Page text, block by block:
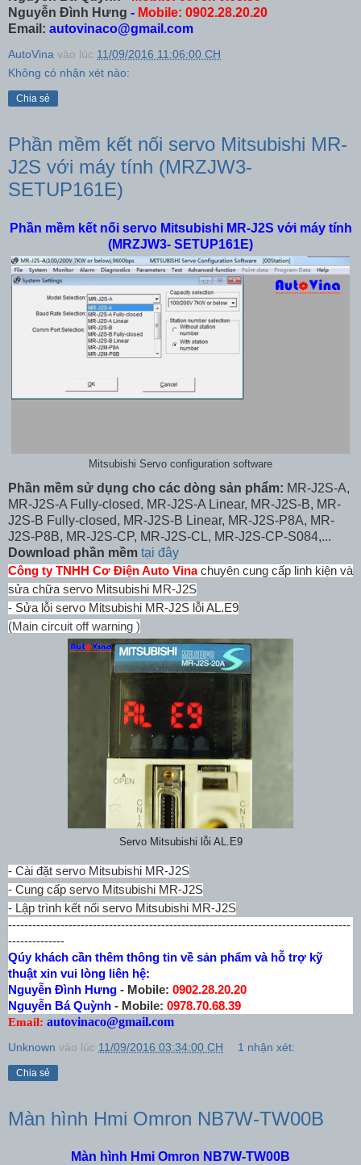
Nguyễn Đình Hưng - Mobile: 0902.28.20.20
Email: autovinaco@gmail.com
AutoVina vào lúc 11/09/2016 11:06:00 CH
Không có nhận xét nào:
Chia sẻ
Phần mềm kết nối servo Mitsubishi MR-
J2S với máy tính (MRZJW3-
SETUP161E)
Phần mềm kết nối servo Mitsubishi MR-J2S với máy tính
(MRZJW3- SETUP161E)
Mitsubishi Servo configuration software
Phần mềm sử dụng cho các dòng sản phẩm: MR-J2S-A,
MR-J2S-A Fully-closed, MR-J2S-A Linear, MR-J2S-B, MR-
J2S-B Fully-closed, MR-J2S-B Linear, MR-J2S-P8A, MR-
J2S-P8B, MR-J2S-CP, MR-J2S-CL, MR-J2S-CP-S084,...
Download phần mềm tại đây
Công ty TNHH Cơ Điện Auto Vina chuyên cung cấp linh kiện và
sửa chữa servo Mitsubishi MR-J2S
- Sửa lỗi servo Mitsubishi MR-J2S lỗi AL.E9
(Main circuit off warning )
Servo Mitsubishi lỗi AL.E9
- Cài đặt servo Mitsubishi MR-J2S
- Cung cấp servo Mitsubishi MR-J2S
- Lập trình kết nối servo Mitsubishi MR-J2S
-------------------------------------------------------------------------------------
--------------
Qúy khách cần thêm thông tin về sản phẩm và hỗ trợ kỹ
thuật xin vui lòng liên hệ:
Nguyễn Đình Hưng - Mobile: 0902.28.20.20
Nguyễn Bá Quỳnh - Mobile: 0978.70.68.39
Email: autovinaco@gmail.com
Unknown vào lúc 11/09/2016 03:34:00 CH 1 nhận xét:
Chia sẻ
Màn hình Hmi Omron NB7W-TW00B
Màn hình Hmi Omron NB7W-TW00B